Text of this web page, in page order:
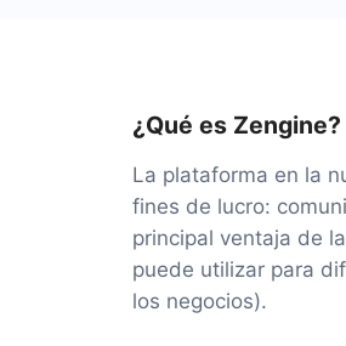
¿Qué es Zengine?
La plataforma en la
fines de lucro:
principal ventaja de
puede utilizar para
los negocios).